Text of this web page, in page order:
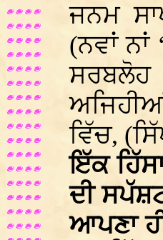
ਜਨਮ
(ਨਵਾਂ
ਸਰਬਲੋਹ
ਵਿੱਚ,
ਇੱਕ
ਦੀ
ਆਪਣਾ